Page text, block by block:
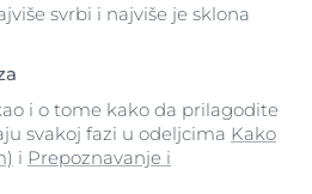
svrbi i najviše je sklona
i o tome kako da prilagodite
svakoj fazi u odeljcima Kako
i Prepoznavanje i